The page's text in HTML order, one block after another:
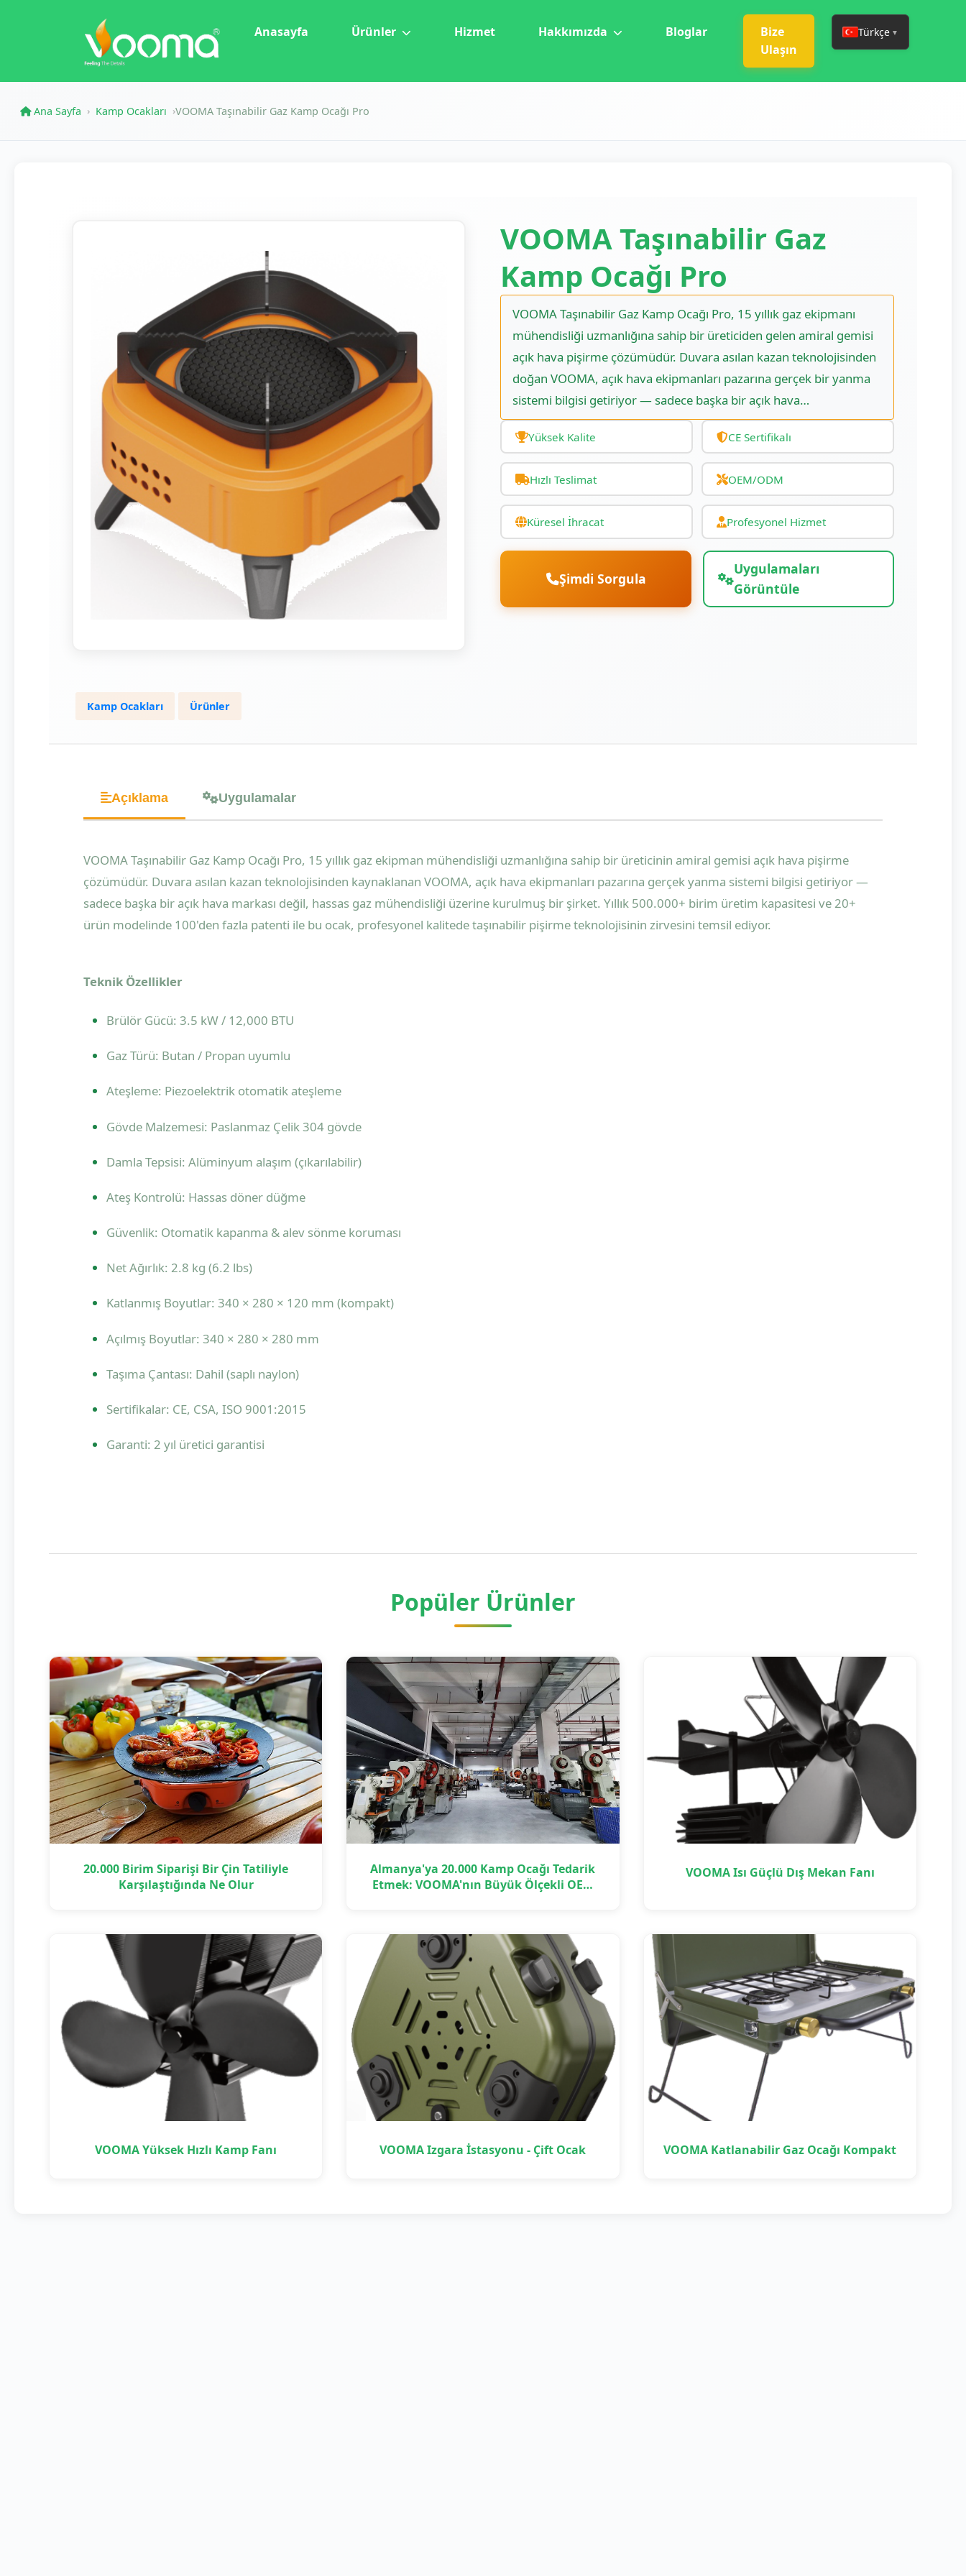
Anasayfa Ürünler Hizmet Hakkımızda Bloglar
Bize
Ulaşın
Türkçe ▼
Ana Sayfa › Kamp Ocakları ›VOOMA Taşınabilir Gaz Kamp Ocağı Pro
VOOMA Taşınabilir Gaz
Kamp Ocağı Pro
VOOMA Taşınabilir Gaz Kamp Ocağı Pro, 15 yıllık gaz ekipmanı
mühendisliği uzmanlığına sahip bir üreticiden gelen amiral gemisi
açık hava pişirme çözümüdür. Duvara asılan kazan teknolojisinden
doğan VOOMA, açık hava ekipmanları pazarına gerçek bir yanma
sistemi bilgisi getiriyor — sadece başka bir açık hava…
Yüksek Kalite CE Sertifikalı
Hızlı Teslimat OEM/ODM
Küresel İhracat Profesyonel Hizmet
Şimdi Sorgula
Uygulamaları
Görüntüle
Kamp Ocakları Ürünler
Açıklama Uygulamalar
VOOMA Taşınabilir Gaz Kamp Ocağı Pro, 15 yıllık gaz ekipman mühendisliği uzmanlığına sahip bir üreticinin amiral gemisi açık hava pişirme
çözümüdür. Duvara asılan kazan teknolojisinden kaynaklanan VOOMA, açık hava ekipmanları pazarına gerçek yanma sistemi bilgisi getiriyor —
sadece başka bir açık hava markası değil, hassas gaz mühendisliği üzerine kurulmuş bir şirket. Yıllık 500.000+ birim üretim kapasitesi ve 20+
ürün modelinde 100'den fazla patenti ile bu ocak, profesyonel kalitede taşınabilir pişirme teknolojisinin zirvesini temsil ediyor.
Teknik Özellikler
Brülör Gücü: 3.5 kW / 12,000 BTU
Gaz Türü: Butan / Propan uyumlu
Ateşleme: Piezoelektrik otomatik ateşleme
Gövde Malzemesi: Paslanmaz Çelik 304 gövde
Damla Tepsisi: Alüminyum alaşım (çıkarılabilir)
Ateş Kontrolü: Hassas döner düğme
Güvenlik: Otomatik kapanma & alev sönme koruması
Net Ağırlık: 2.8 kg (6.2 lbs)
Katlanmış Boyutlar: 340 × 280 × 120 mm (kompakt)
Açılmış Boyutlar: 340 × 280 × 280 mm
Taşıma Çantası: Dahil (saplı naylon)
Sertifikalar: CE, CSA, ISO 9001:2015
Garanti: 2 yıl üretici garantisi
Popüler Ürünler
20.000 Birim Siparişi Bir Çin Tatiliyle
Karşılaştığında Ne Olur
Almanya'ya 20.000 Kamp Ocağı Tedarik
Etmek: VOOMA'nın Büyük Ölçekli OEM
VOOMA Isı Güçlü Dış Mekan Fanı
VOOMA Yüksek Hızlı Kamp Fanı VOOMA Izgara İstasyonu - Çift Ocak VOOMA Katlanabilir Gaz Ocağı Kompakt